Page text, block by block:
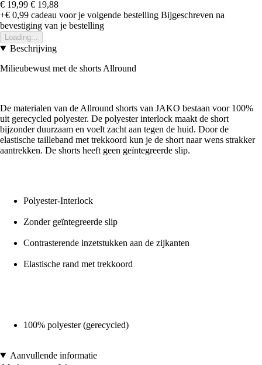
€ 19,99 € 19,88
+€ 0,99 cadeau voor je volgende bestelling Bijgeschreven na
bevestiging van je bestelling
Loading...
Beschrijving
Milieubewust met de shorts Allround
De materialen van de Allround shorts van JAKO bestaan voor 100%
uit gerecycled polyester. De polyester interlock maakt de short
bijzonder duurzaam en voelt zacht aan tegen de huid. Door de
elastische tailleband met trekkoord kun je de short naar wens strakker
aantrekken. De shorts heeft geen geïntegreerde slip.
Polyester-Interlock
Zonder geïntegreerde slip
Contrasterende inzetstukken aan de zijkanten
Elastische rand met trekkoord
100% polyester (gerecycled)
Aanvullende informatie